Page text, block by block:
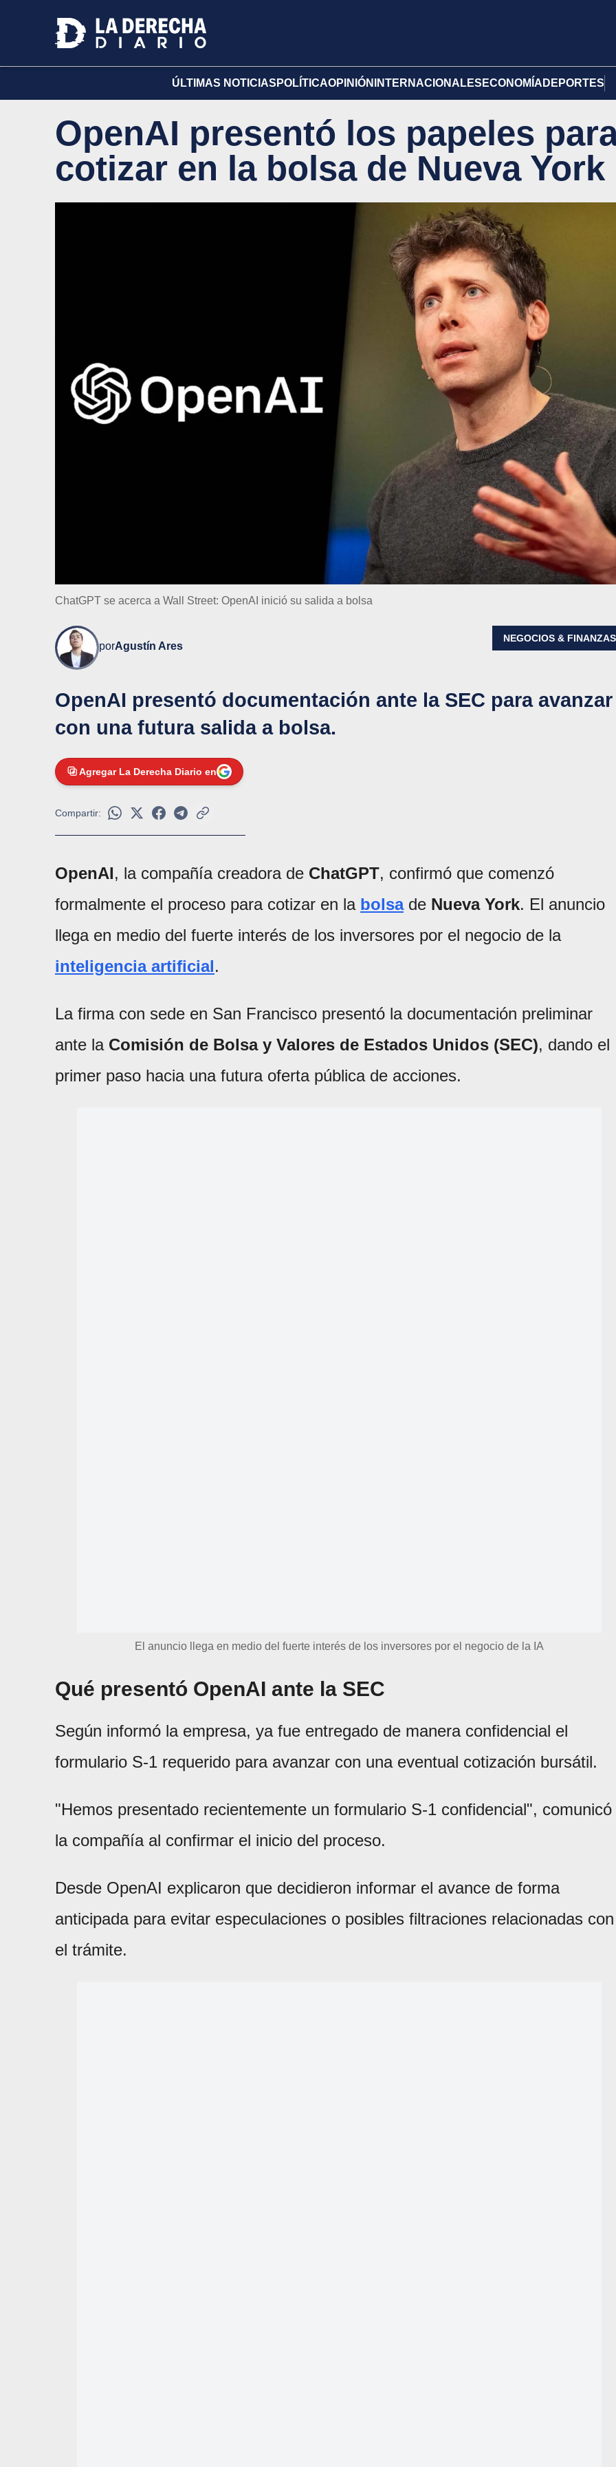
ÚLTIMAS NOTICIAS POLÍTICAOPINIÓN INTERNACIONALES ECONOMÍA DEPORTES
OpenAI presentó los papeles
cotizar en la bolsa de Nueva York
ChatGPT se acerca a Wall Street: OpenAI inició su salida a bolsa
porAgustín Ares
NEGOCIOS & FINANZAS
OpenAI presentó documentación ante la SEC para avanzar
con una futura salida a bolsa.
Agregar La Derecha Diario en
Compartir:
OpenAI, la compañía creadora de ChatGPT, confirmó que comenzó
formalmente el proceso para cotizar en la bolsa de Nueva York. El anuncio
llega en medio del fuerte interés de los inversores por el negocio de la
inteligencia artificial.
La firma con sede en San Francisco presentó la documentación preliminar
ante la Comisión de Bolsa y Valores de Estados Unidos (SEC), dando el
primer paso hacia una futura oferta pública de acciones.
El anuncio llega en medio del fuerte interés de los inversores por el negocio de la IA
Qué presentó OpenAI ante la SEC
Según informó la empresa, ya fue entregado de manera confidencial el
formulario S-1 requerido para avanzar con una eventual cotización bursátil.
"Hemos presentado recientemente un formulario S-1 confidencial", comunicó
la compañía al confirmar el inicio del proceso.
Desde OpenAI explicaron que decidieron informar el avance de forma
anticipada para evitar especulaciones o posibles filtraciones relacionadas con
el trámite.